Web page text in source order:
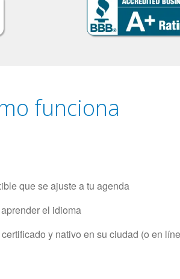
funciona
que se ajuste a tu agenda
el idioma
y nativo en su ciudad (o en